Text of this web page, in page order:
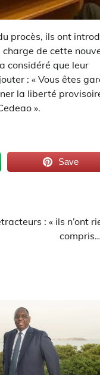
procès, ils ont
charge de cette
considéré que leur
: « Vous êtes
la liberté
».
Save
: « ils n’ont